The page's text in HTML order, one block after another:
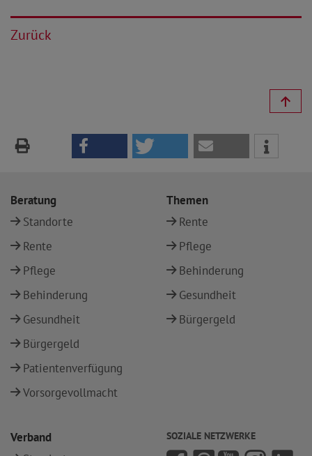
Zurück
Beratung
Standorte
Rente
Pflege
Behinderung
Gesundheit
Bürgergeld
Patientenverfügung
Vorsorgevollmacht
Themen
Rente
Pflege
Behinderung
Gesundheit
Bürgergeld
Verband
SOZIALE NETZWERKE